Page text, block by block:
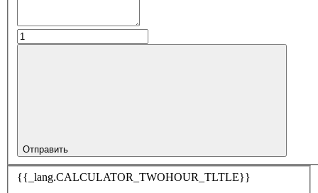
Отправить
{{_lang.CALCULATOR_TWOHOUR_TLTLE}}